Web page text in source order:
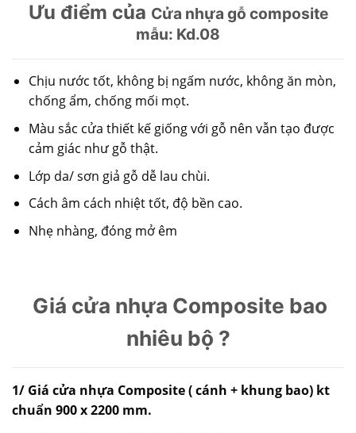
Ưu điểm của Cửa nhựa gỗ composite
mẫu: Kd.08
Chịu nước tốt, không bị ngấm nước, không ăn mòn,
chống ẩm, chống mối mọt.
Màu sắc cửa thiết kế giống với gỗ nên vẫn tạo được
cảm giác như gỗ thật.
Lớp da/ sơn giả gỗ dễ lau chùi.
Cách âm cách nhiệt tốt, độ bền cao.
Nhẹ nhàng, đóng mở êm
Giá cửa nhựa Composite bao
nhiêu bộ ?
1/ Giá cửa nhựa Composite ( cánh + khung bao) kt
chuẩn 900 x 2200 mm.